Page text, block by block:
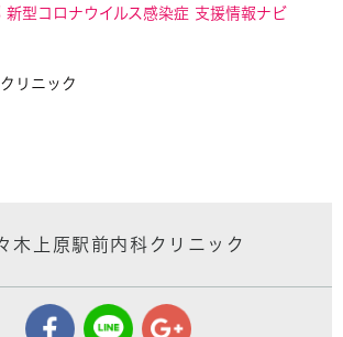
型コロナウイルス感染症 支援情報ナビ
リニック
木上原駅前内科クリニック